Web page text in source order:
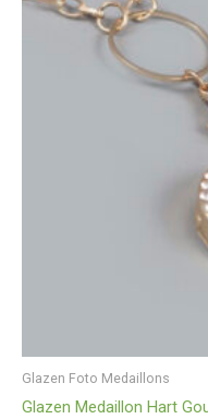
Glazen Foto Medaillons
Glazen Medaillon Hart